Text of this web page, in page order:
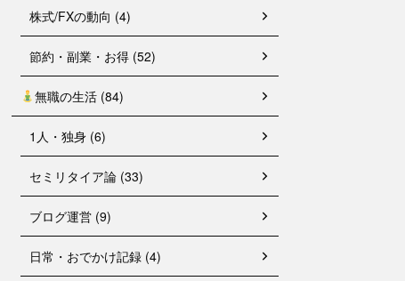
株式/FXの動向 (4)
節約・副業・お得 (52)
無職の生活 (84)
1人・独身 (6)
セミリタイア論 (33)
ブログ運営 (9)
日常・おでかけ記録 (4)